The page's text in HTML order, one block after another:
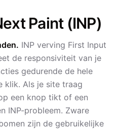
Paint (INP)
INP verving First Input
de responsiviteit van je
gedurende de hele
klik. Als je site traag
een knop tikt of een
INP-probleem. Zware
zijn de gebruikelijke